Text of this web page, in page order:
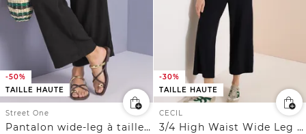
-50%
TAILLE HAUTE
Street One
Pantalon wide-leg à taille haute
-30%
TAILLE HAUTE
CECIL
3/4 High Waist Wide Leg Pantalon Loose Fit